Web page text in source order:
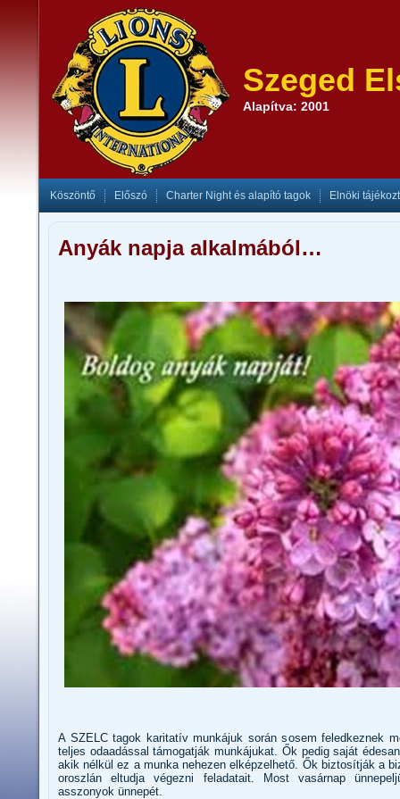
Szeged
Alapítva: 2001
Köszöntő Előszó Charter Night és alapító tagok Elnöki
Anyák napja alkalmából…
A SZELC tagok karitatív munkájuk során sosem feledkeznek
teljes odaadással támogatják munkájukat. Ők pedig saját
akik nélkül ez a munka nehezen elképzelhető. Ők biztosítják a
oroszlán eltudja végezni feladatait. Most vasárnap
asszonyok ünnepét.